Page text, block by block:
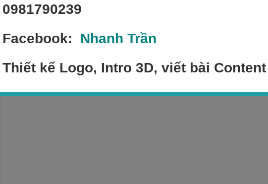
0981790239
Facebook: Nhanh Trần
Thiết kế Logo, Intro 3D, viết bài Content